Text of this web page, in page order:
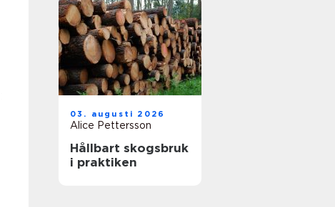
03. augusti 2026
Alice Pettersson
Hållbart skogsbruk
i praktiken